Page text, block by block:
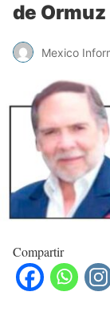
de Ormuz
Mexico
Compartir